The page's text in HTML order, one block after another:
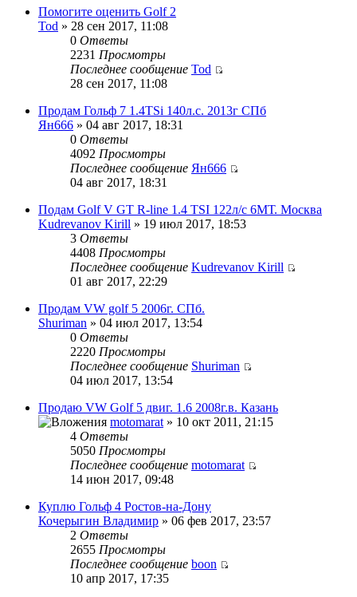
Помогите оценить Golf 2
Tod » 28 сен 2017, 11:08
0 Ответы
2231 Просмотры
Последнее сообщение Tod
28 сен 2017, 11:08
Продам Гольф 7 1.4TSi 140л.с. 2013г СПб
Ян666 » 04 авг 2017, 18:31
0 Ответы
4092 Просмотры
Последнее сообщение Ян666
04 авг 2017, 18:31
Подам Golf V GT R-line 1.4 TSI 122л/с 6МТ. Москва
Kudrevanov Kirill » 19 июл 2017, 18:53
3 Ответы
4408 Просмотры
Последнее сообщение Kudrevanov Kirill
01 авг 2017, 22:29
Продам VW golf 5 2006г. СПб.
Shuriman » 04 июл 2017, 13:54
0 Ответы
2220 Просмотры
Последнее сообщение Shuriman
04 июл 2017, 13:54
Продаю VW Golf 5 двиг. 1.6 2008г.в. Казань
motomarat » 10 окт 2011, 21:15
4 Ответы
5050 Просмотры
Последнее сообщение motomarat
14 июн 2017, 09:48
Куплю Гольф 4 Ростов-на-Дону
Кочерыгин Владимир » 06 фев 2017, 23:57
2 Ответы
2655 Просмотры
Последнее сообщение boon
10 апр 2017, 17:35